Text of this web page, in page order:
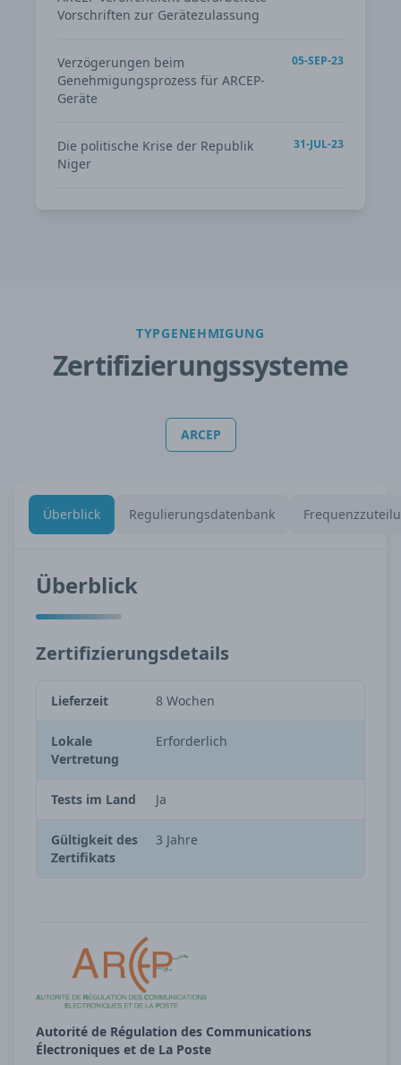
Vorschriften zur Gerätezulassung
Verzögerungen beim
Genehmigungsprozess für ARCEP-
Geräte
05-SEP-23
Die politische Krise der Republik
Niger
31-JUL-23
TYPGENEHMIGUNG
Zertifizierungssysteme
ARCEP
Überblick Regulierungsdatenbank
Überblick
Zertifizierungsdetails
Lieferzeit 8 Wochen
Lokale
Vertretung
Erforderlich
Tests im Land Ja
Gültigkeit des
Zertifikats
3 Jahre
Autorité de Régulation des Communications
Électroniques et de La Poste